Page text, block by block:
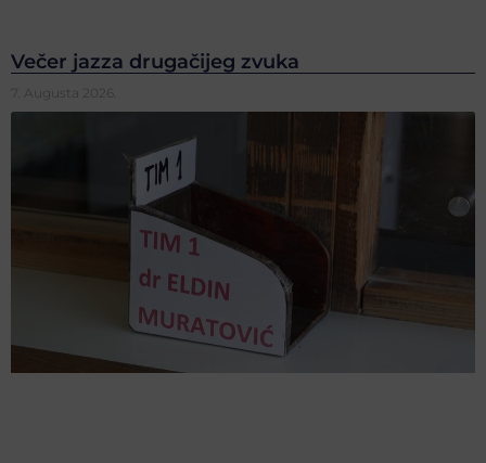
Večer jazza drugačijeg zvuka
7. Augusta 2026.